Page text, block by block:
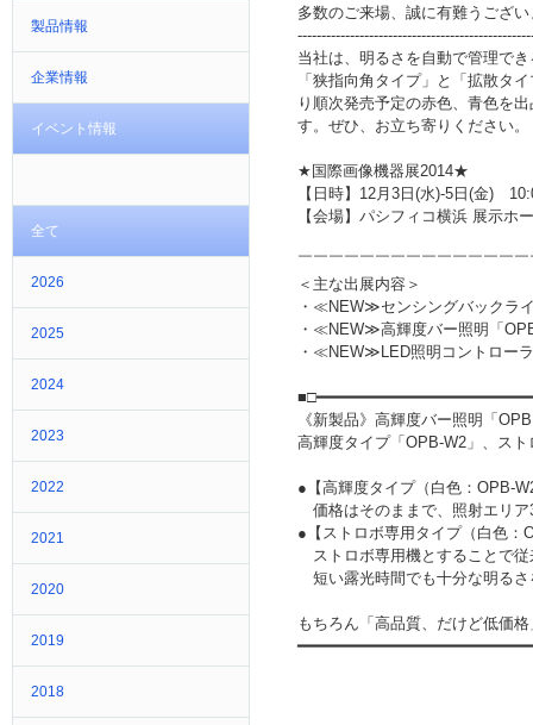
製品情報
企業情報
イベント情報
全て
2026
2025
2024
2023
2022
2021
2020
2019
2018
多数のご来場、誠に有難うござ
当社は、明るさを自動で管理で
「狭指向角タイプ」と「拡散タ
り順次発売予定の赤色、青色を
す。ぜひ、お立ち寄りください。
★国際画像機器展2014★
【日時】12月3日(水)-5日(金)
【会場】パシフィコ横浜 展示ホ
￣￣￣￣￣￣￣￣￣￣￣￣￣￣
＜主な出展内容＞
・≪NEW≫センシングバックラ
・≪NEW≫高輝度バー照明「
・≪NEW≫LED照明コントロー
《新製品》高輝度バー照明「
高輝度タイプ「OPB-W2」、ス
●【高輝度タイプ（白色：OPB-
価格はそのままで、照射エリ
●【ストロボ専用タイプ（白色：
ストロボ専用機とすることで
短い露光時間でも十分な明る
もちろん「高品質、だけど低価